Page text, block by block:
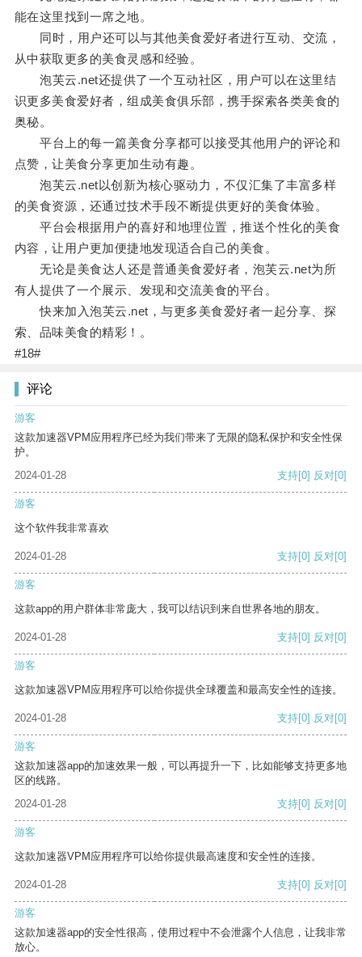
能在这里找到一席之地。
同时，用户还可以与其他美食爱好者进行互动、交流，
从中获取更多的美食灵感和经验。
泡芙云.net还提供了一个互动社区，用户可以在这里结
识更多美食爱好者，组成美食俱乐部，携手探索各类美食的
奥秘。
平台上的每一篇美食分享都可以接受其他用户的评论和
点赞，让美食分享更加生动有趣。
泡芙云.net以创新为核心驱动力，不仅汇集了丰富多样
的美食资源，还通过技术手段不断提供更好的美食体验。
平台会根据用户的喜好和地理位置，推送个性化的美食
内容，让用户更加便捷地发现适合自己的美食。
无论是美食达人还是普通美食爱好者，泡芙云.net为所
有人提供了一个展示、发现和交流美食的平台。
快来加入泡芙云.net，与更多美食爱好者一起分享、探
索、品味美食的精彩！。
#18#
评论
游客
这款加速器VPM应用程序已经为我们带来了无限的隐私保护和安全性保
护。
2024-01-28
支持[0] 反对[0]
游客
这个软件我非常喜欢
2024-01-28 支持[0] 反对[0]
游客
这款app的用户群体非常庞大，我可以结识到来自世界各地的朋友。
2024-01-28 支持[0] 反对[0]
游客
这款加速器VPM应用程序可以给你提供全球覆盖和最高安全性的连接。
2024-01-28 支持[0] 反对[0]
游客
这款加速器app的加速效果一般，可以再提升一下，比如能够支持更多地
区的线路。
2024-01-28
支持[0] 反对[0]
游客
这款加速器VPM应用程序可以给你提供最高速度和安全性的连接。
2024-01-28 支持[0] 反对[0]
游客
这款加速器app的安全性很高，使用过程中不会泄露个人信息，让我非常
放心。